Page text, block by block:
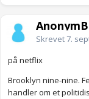
Skrevet7.
på netflix
Brooklyn nine-nine.
handler om et